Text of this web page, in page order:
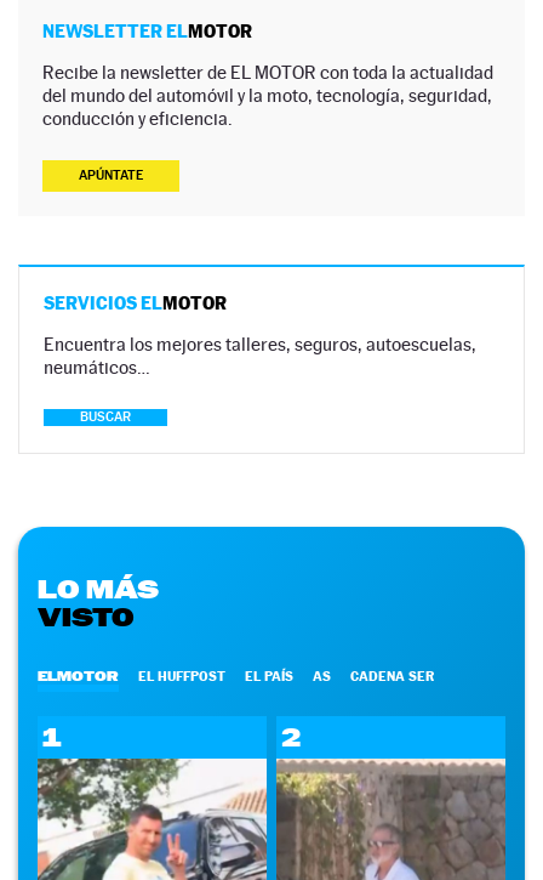
NEWSLETTER ELMOTOR
Recibe la newsletter de EL MOTOR con toda la actualidad
del mundo del automóvil y la moto, tecnología, seguridad,
conducción y eficiencia.
APÚNTATE
SERVICIOS ELMOTOR
Encuentra los mejores talleres, seguros, autoescuelas,
neumáticos…
BUSCAR
LO MÁS
VISTO
ELMOTOR EL HUFFPOST EL PAÍS AS CADENA SER
1 2